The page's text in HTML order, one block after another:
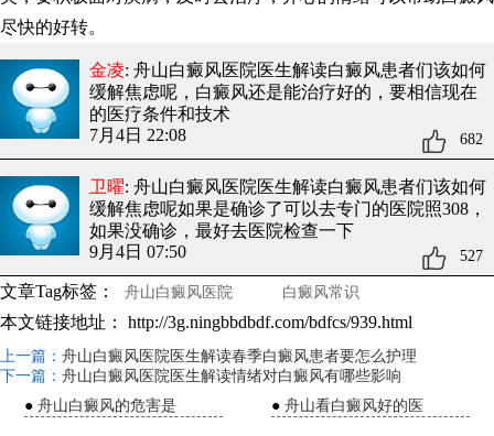
尽快的好转。
金凌: 舟山白癜风医院医生解读白癜风患者们该如何
缓解焦虑呢，白癜风还是能治疗好的，要相信现在
的医疗条件和技术
7月4日 22:08
682
卫曜: 舟山白癜风医院医生解读白癜风患者们该如何
缓解焦虑呢如果是确诊了可以去专门的医院照308，
如果没确诊，最好去医院检查一下
9月4日 07:50
527
文章Tag标签： 舟山白癜风医院 白癜风常识
本文链接地址： http://3g.ningbbdbdf.com/bdfcs/939.html
上一篇： 舟山白癜风医院医生解读春季白癜风患者要怎么护理
下一篇： 舟山白癜风医院医生解读情绪对白癜风有哪些影响
●舟山白癜风的危害是 ●舟山看白癜风好的医